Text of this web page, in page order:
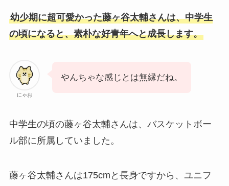
幼少期に超可愛かった藤ヶ谷太輔さんは、中学生
の頃になると、素朴な好青年へと成長します。
にゃお
やんちゃな感じとは無縁だね。
中学生の頃の藤ヶ谷太輔さんは、バスケットボー
ル部に所属していました。
藤ヶ谷太輔さんは175cmと長身ですから、ユニフ